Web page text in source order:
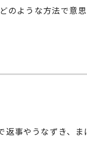
のような方法で意
事やうなずき、ま